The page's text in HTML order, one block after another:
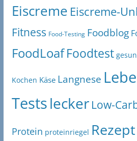
Eiscreme Eiscreme-
Fitness Food-Testing Foodblog
FoodLoaf Foodtest
Kochen Käse Langnese
Testslecker Low-
Protein proteinriegel Rezept